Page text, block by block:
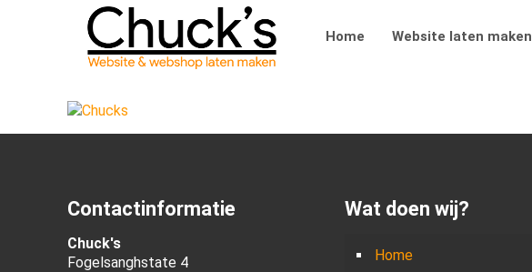
Home Website laten maken
Contactinformatie
Chuck's
Fogelsanghstate 4
Wat doen wij?
Home